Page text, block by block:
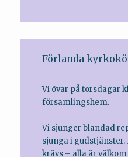
Förlanda
Vi övar på torsdagar
församlingshem.
Vi sjunger blandad
sjunga i
krävs – alla är